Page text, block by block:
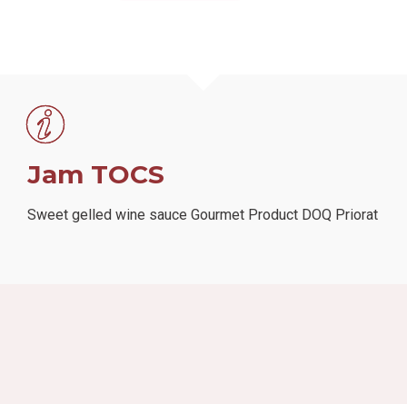
Jam TOCS
Sweet gelled wine sauce Gourmet Product DOQ Priorat